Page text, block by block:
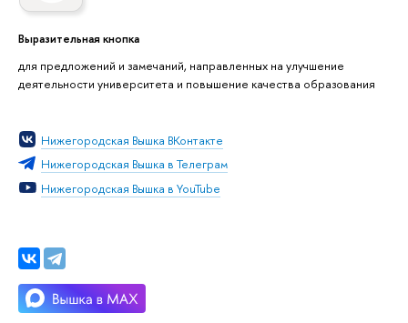
Выразительная кнопка
для предложений и замечаний, направленных на улучшение
деятельности университета и повышение качества образования
Нижегородская Вышка ВКонтакте
Нижегородская Вышка в Телеграм
Нижегородская Вышка в YouTube